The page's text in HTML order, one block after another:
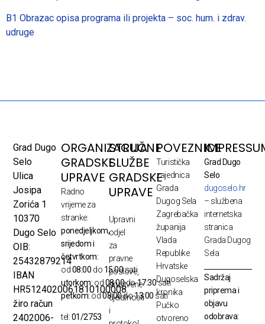
B1 Obrazac opisa programa ili projekta – soc. hum. i zdrav.
udruge
Grad Dugo
Selo
Ulica
Josipa
Zorića 1
10370
Dugo Selo
OIB:
25432879214
IBAN
HR5124020061810100008
žiro račun
2402006-
ORGANIZACIJA
GRADSKE
UPRAVE
Radno
vrijeme za
stranke:
ponedjeljkom,
srijedom i
četvrtkom:
od08:00 do 15:00sati
utorkom: od08:00do17:30sati
petkom:od08:00do13:00 sati
tel:01/2753
STRUČNE
SLUŽBE
GRADSKE
UPRAVE
Upravni
odjel
za
pravne
poslove,
društvene
djelatnosti
i
POVEZNICE
Turistička
zajednica
Grada
Dugog Sela
Zagrebačka
županija
Vlada
Republike
Hrvatske
Dugoselska
kronika
Pučko
otvoreno
Grad Dugo
Selo
dugoselo.hr
– službena
internetska
stranica
Grada Dugog
Sela
Sadržaj
priprema i
objavu
odobrava: